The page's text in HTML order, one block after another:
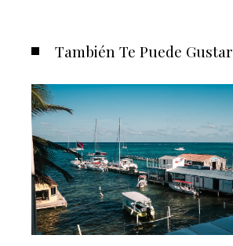
También Te Puede Gustar